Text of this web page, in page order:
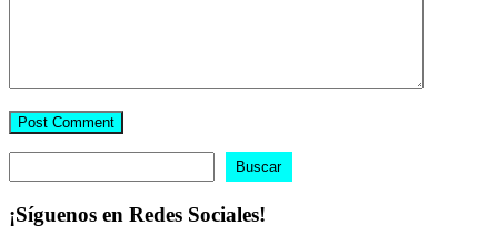
Buscar
¡Síguenos en Redes Sociales!